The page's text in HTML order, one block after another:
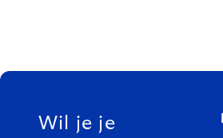
FOOTER
Wil je je